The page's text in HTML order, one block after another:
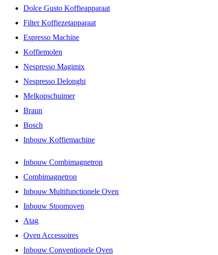
Dolce Gusto Koffieapparaat
Filter Koffiezetapparaat
Espresso Machine
Koffiemolen
Nespresso Magimix
Nespresso Delonghi
Melkopschuimer
Braun
Bosch
Inbouw Koffiemachine
Inbouw Combimagnetron
Combimagnetron
Inbouw Multifunctionele Oven
Inbouw Stoomoven
Atag
Oven Accessoires
Inbouw Conventionele Oven